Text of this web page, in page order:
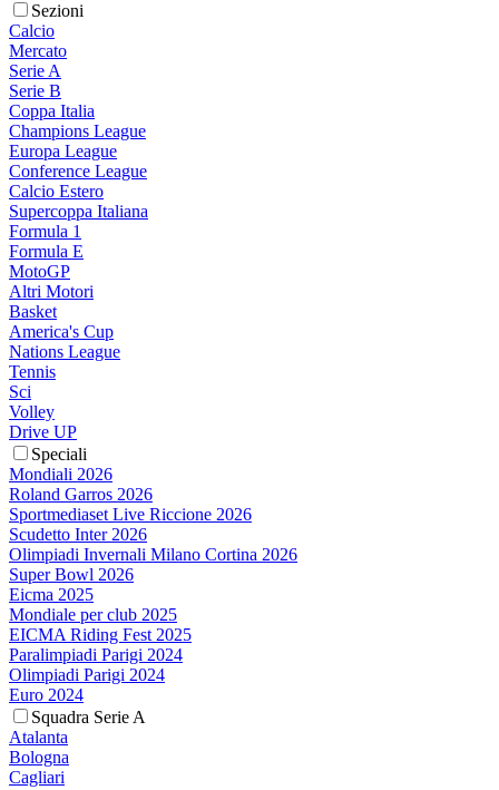
Sezioni
Calcio
Mercato
Serie A
Serie B
Coppa Italia
Champions League
Europa League
Conference League
Calcio Estero
Supercoppa Italiana
Formula 1
Formula E
MotoGP
Altri Motori
Basket
America's Cup
Nations League
Tennis
Sci
Volley
Drive UP
Speciali
Mondiali 2026
Roland Garros 2026
Sportmediaset Live Riccione 2026
Scudetto Inter 2026
Olimpiadi Invernali Milano Cortina 2026
Super Bowl 2026
Eicma 2025
Mondiale per club 2025
EICMA Riding Fest 2025
Paralimpiadi Parigi 2024
Olimpiadi Parigi 2024
Euro 2024
Squadra Serie A
Atalanta
Bologna
Cagliari